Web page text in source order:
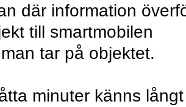
där information
till smartmobilen
tar på objektet.
minuter känns långt